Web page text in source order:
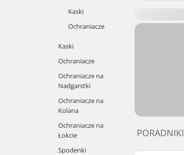
Kaski
Ochraniacze
Kaski
Ochraniacze
Ochraniacze na
Nadgarstki
Ochraniacze na
Kolana
Ochraniacze na
Łokcie
Spodenki
PORADNIKI